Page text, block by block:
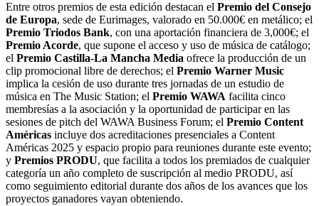
Entre otros premios de esta edición destacan el Premio del Consejo
de Europa, sede de Eurimages, valorado en 50.000€ en metálico; el
Premio Triodos Bank, con una aportación financiera de 3,000€; el
Premio Acorde, que supone el acceso y uso de música de catálogo;
el Premio Castilla-La Mancha Media ofrece la producción de un
clip promocional libre de derechos; el Premio Warner Music
implica la cesión de uso durante tres jornadas de un estudio de
música en The Music Station; el Premio WAWA facilita cinco
membresías a la asociación y la oportunidad de participar en las
sesiones de pitch del WAWA Business Forum; el Premio Content
Américas incluye dos acreditaciones presenciales a Content
Américas 2025 y espacio propio para reuniones durante este evento;
y Premios PRODU, que facilita a todos los premiados de cualquier
categoría un año completo de suscripción al medio PRODU, así
como seguimiento editorial durante dos años de los avances que los
proyectos ganadores vayan obteniendo.